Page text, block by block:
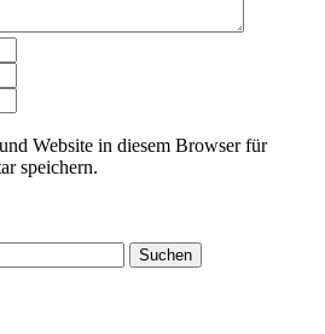
Website in diesem Browser für
speichern.